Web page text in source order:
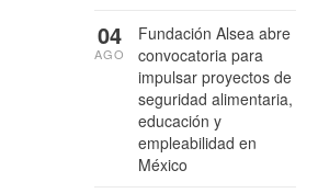
Fundación Alsea abre
convocatoria para
impulsar proyectos de
seguridad alimentaria,
educación y
empleabilidad en
México
04
AGO